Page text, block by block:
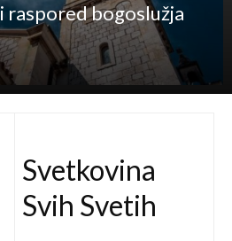
raspored bogoslužja
Svetkovina
Svih Svetih